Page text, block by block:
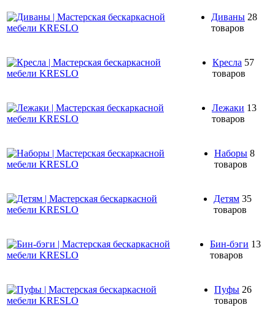
Диваны 28
товаров
Кресла 57
товаров
Лежаки 13
товаров
Наборы 8
товаров
Детям 35
товаров
Бин-бэги 13
товаров
Пуфы 26
товаров